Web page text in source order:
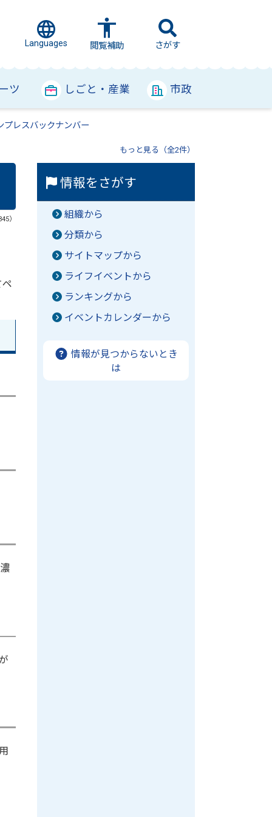
Languages 閲覧補助 さがす
ツ しごと・産業 市政
プレスバックナンバー
もっと見る（全2件）
）
情報をさがす
組織から
分類から
サイトマップから
ライフイベントから
ランキングから
イベントカレンダーから
情報が見つからないとき
は